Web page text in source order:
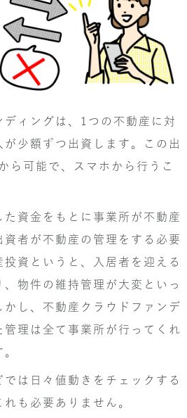
ディングは、1つの不動産に対
が少額ずつ出資します。この出
ら可能で、スマホから行うこ
た資金をもとに事業所が不動産
資者が不動産の管理をする必要
資というと、入居者を迎える
物件の維持管理が大変といっ
し、不動産クラウドファンデ
管理は全て事業所が行ってくれ
は日々値動きをチェックする
も必要ありません。